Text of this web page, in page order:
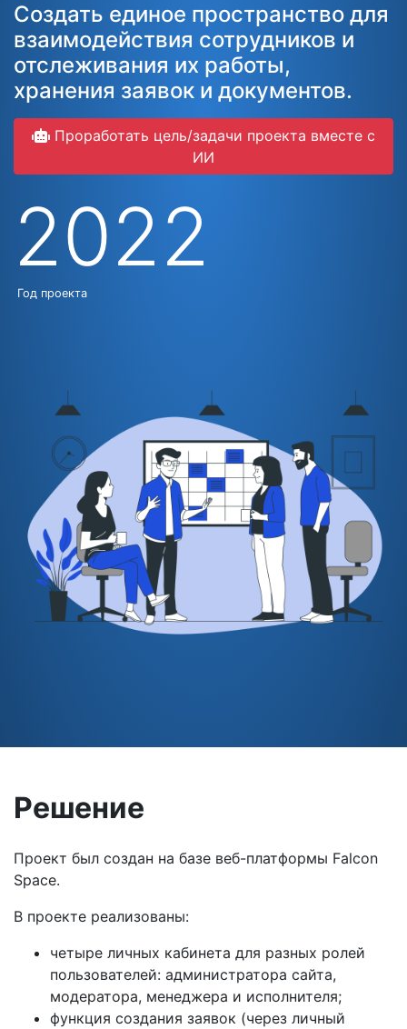
Создать единое пространство для
взаимодействия сотрудников и
отслеживания их работы,
хранения заявок и документов.
Проработать цель/задачи проекта вместе с
ИИ
2022
Год проекта
Решение
Проект был создан на базе веб-платформы Falcon
Space.
В проекте реализованы:
четыре личных кабинета для разных ролей
пользователей: администратора сайта,
модератора, менеджера и исполнителя;
функция создания заявок (через личный